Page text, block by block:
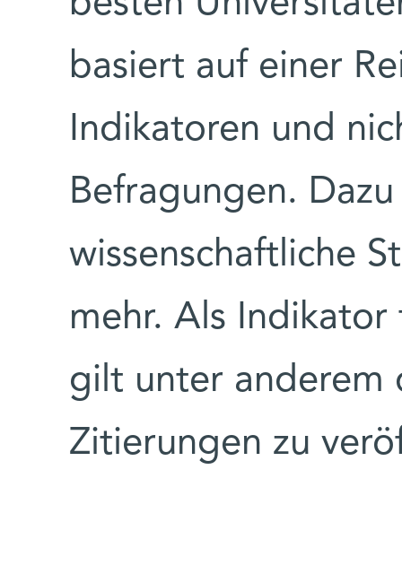
basiert auf einer
Indikatoren und
Befragungen.
wissenschaftliche
mehr. Als
gilt unter anderem
Zitierungen zu